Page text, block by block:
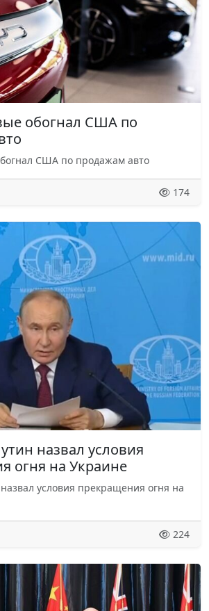
обогнал США по
США по продажам авто
174
назвал условия
огня на Украине
условия прекращения огня на
224